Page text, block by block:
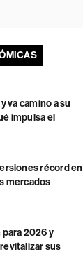
va camino a su
impulsa el
récord en
mercados
2026 y
sus